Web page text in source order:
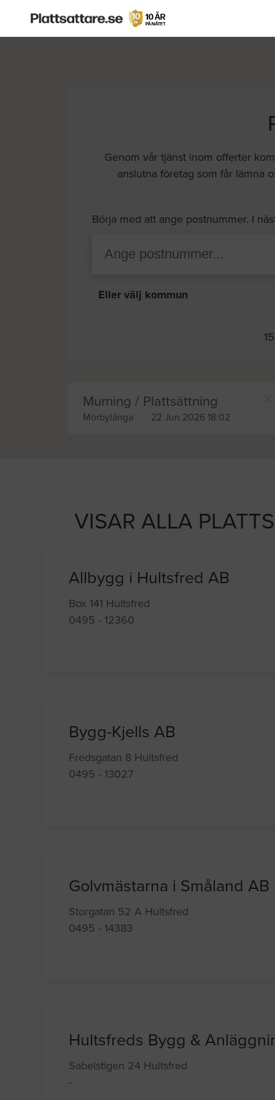
Genom vår tjänst inom offerter
anslutna företag som får lämna
Börja med att ange postnummer. I
Eller välj kommun
Murning / Plattsättning
Mörbylånga 22 Jun 2026 18:02
VISAR ALLA
Allbygg i Hultsfred AB
Box 141 Hultsfred
0495 - 12360
Bygg-Kjells AB
Fredsgatan 8 Hultsfred
0495 - 13027
Golvmästarna i Småland AB
Storgatan 52 A Hultsfred
0495 - 14383
Hultsfreds Bygg &
Sabelstigen 24 Hultsfred
-